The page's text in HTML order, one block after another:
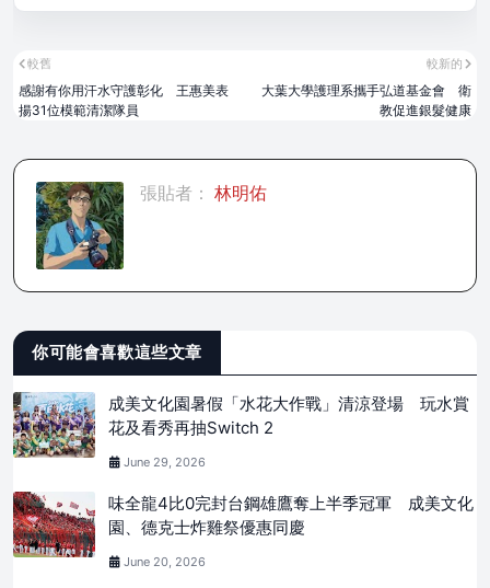
較新的
大葉大學護理系攜手弘道基金會 衛
教促進銀髮健康
較舊
感謝有你用汗水守護彰化 王惠美表
揚31位模範清潔隊員
張貼者： 林明佑
你可能會喜歡這些文章
成美文化園暑假「水花大作戰」清涼登場 玩水賞
花及看秀再抽Switch 2
June 29, 2026
味全龍4比0完封台鋼雄鷹奪上半季冠軍 成美文化
園、德克士炸雞祭優惠同慶
June 20, 2026